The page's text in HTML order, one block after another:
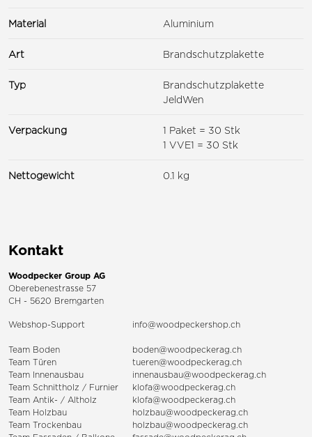
Material Aluminium
Art Brandschutzplakette
Typ
Brandschutzplakette
JeldWen
Verpackung
1 Paket = 30 Stk
1 VVE1 = 30 Stk
Nettogewicht 0.1 kg
Kontakt
Woodpecker Group AG
Oberebenestrasse 57
CH - 5620 Bremgarten
Webshop-Support info@woodpeckershop.ch
Team Boden
boden@woodpeckerag.ch
Team Türen
tueren@woodpeckerag.ch
Team Innenausbau
innenausbau@woodpeckerag.ch
Team Schnittholz / Furnier
klofa@woodpeckerag.ch
Team Antik- / Altholz
klofa@woodpeckerag.ch
Team Holzbau
holzbau@woodpeckerag.ch
Team Trockenbau
holzbau@woodpeckerag.ch